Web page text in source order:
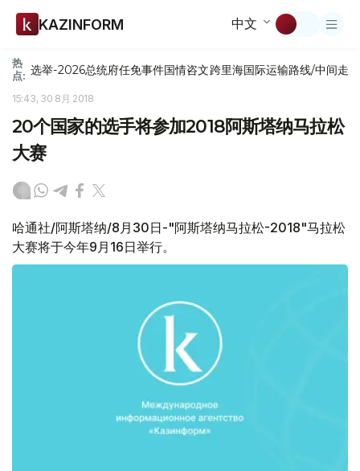
KAZINFORM 中文
热
点: 选举-2026总统府任免事件国情咨文跨里海国际运输路线/中间走廊
15:43, 30 8月 2018
20个国家的选手将参加2018阿斯塔纳马拉松
大赛
哈通社/阿斯塔纳/8月30日-"阿斯塔纳马拉松-2018"马拉松
大赛将于今年9月16日举行。